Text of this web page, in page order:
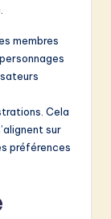
membres
Cela
sur
préférences